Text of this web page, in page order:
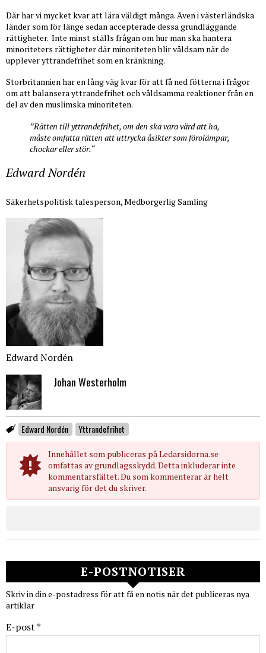
Där har vi mycket kvar att lära väldigt många. Även i västerländska
länder som för länge sedan accepterade dessa grundläggande
rättigheter. Inte minst ställs frågan om hur man ska hantera
minoriteters rättigheter där minoriteten blir våldsam när de
upplever yttrandefrihet som en kränkning.
Storbritannien har en lång väg kvar för att få ned fötterna i frågor
om att balansera yttrandefrihet och våldsamma reaktioner från en
del av den muslimska minoriteten.
”Rätten till yttrandefrihet, om den ska vara värd att ha,
måste omfatta rätten att uttrycka åsikter som förolämpar,
chockar eller stör.“
Edward Nordén
Säkerhetspolitisk talesperson, Medborgerlig Samling
Edward Nordén
Johan Westerholm
Edward Nordén Yttrandefrihet
Innehållet som publiceras på Ledarsidorna.se
omfattas av grundlagsskydd. Detta inkluderar inte
kommentarsfältet. Du som kommenterar är helt
ansvarig för det du skriver.
E-POSTNOTISER
Skriv in din e-postadress för att få en notis när det publiceras nya
artiklar
E-post *